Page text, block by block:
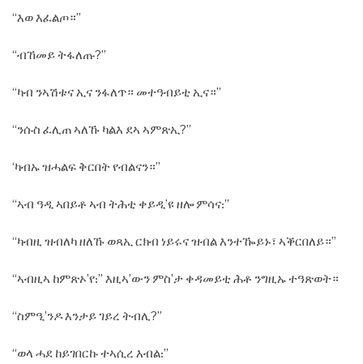
“እወ እፈልጦ።”
“ብኸመይ ትፋለጡ?”
“ካብ ንኣሽቱና ኢና ንፋለጥ። መተዓብይቲ ኢና።”
“ንሱስ ፈሊጠ ኣለኹ ካልእ ደኣ ኣምጽኢ?”
‘ካብኡ ዝሓልፍ ቅርበት የብልናን።”
“ኣብ ዓዲ ኣበይቶ ኣብ ትሕቲ ቀይዲ’ዩ ዘሎ ምሳና᎓”
“ካብዚ ዝብለካ ዘለኹ ወጻኢ ርክብ ነይሩና ዝብል እንተዀይኑ፣ ኣቕርበለይ።”
“ኣብዚኣ ከምጽኦ’የ᎓” እዚኣ’ውን ምስ’ታ ቀዳመይቲ ሕቶ ንግዚኡ ተዓጽወት።
“ስምዒ’ንዶ እንታይ ገይረ ትብሊ?”
“ወላ ሓደ ከይገበርኩ ተኣሲረ እብል᎓”